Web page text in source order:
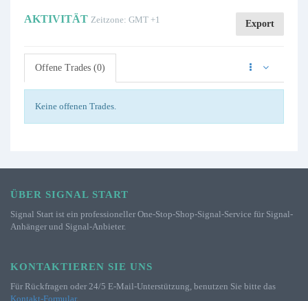
AKTIVITÄT Zeitzone: GMT +1 Export
Offene Trades (0)
Keine offenen Trades.
ÜBER SIGNAL START
Signal Start ist ein professioneller One-Stop-Shop-Signal-Service für Signal-
Anhänger und Signal-Anbieter.
KONTAKTIEREN SIE UNS
Für Rückfragen oder 24/5 E-Mail-Unterstützung, benutzen Sie bitte das
Kontakt-Formular.